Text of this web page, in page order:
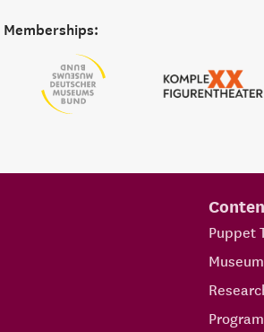
Memberships:
Puppet
Museum
Program